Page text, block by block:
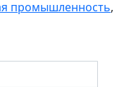
промышленность,